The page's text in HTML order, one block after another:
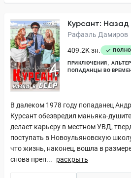
Курсант:
Рафаэль Дамиров
409.2K зн.
ПРИКЛЮЧЕНИЯ
ПОПАДАНЦЫ ВО
В далеком 1978 году попаданец
Курсант обезвредил маньяка-
делает карьеру в местном УВД,
поступать в Новоульяновскую
что жизнь, наконец, вошла в
снова преп...
раскрыть